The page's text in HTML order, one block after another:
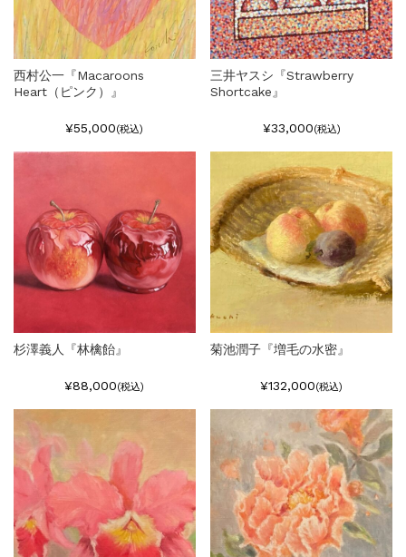
西村公一『Macaroons
Heart（ピンク）』
¥55,000(税込)
三井ヤスシ『Strawberry
Shortcake』
¥33,000(税込)
杉澤義人『林檎飴』
¥88,000(税込)
菊池潤子『増毛の水密』
¥132,000(税込)